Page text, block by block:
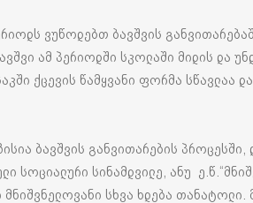
ვუწოდებთ ბავშვის
ამ პერიოდში სკოლაში მიდის და
ქცევის წამყვანი ფორმა სწავლაა
ბავშვის განვითარების პროცესში,
სოციალური სინამდვილე, ანუ
სხვა ხდება